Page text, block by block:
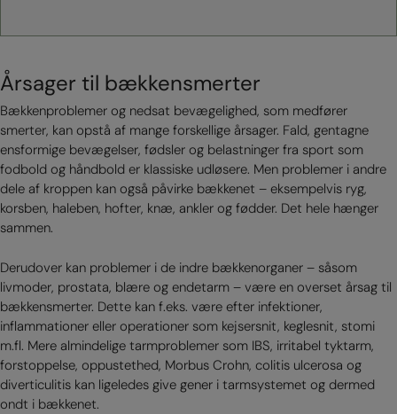
Årsager til bækkensmerter
Bækkenproblemer og nedsat bevægelighed, som medfører
smerter, kan opstå af mange forskellige årsager. Fald, gentagne
ensformige bevægelser, fødsler og belastninger fra sport som
fodbold og håndbold er klassiske udløsere. Men problemer i andre
dele af kroppen kan også påvirke bækkenet – eksempelvis ryg,
korsben, haleben, hofter, knæ, ankler og fødder. Det hele hænger
sammen.
Derudover kan problemer i de indre bækkenorganer – såsom
livmoder, prostata, blære og endetarm – være en overset årsag til
bækkensmerter. Dette kan f.eks. være efter infektioner,
inflammationer eller operationer som kejsersnit, keglesnit, stomi
m.fl. Mere almindelige tarmproblemer som IBS, irritabel tyktarm,
forstoppelse, oppustethed, Morbus Crohn, colitis ulcerosa og
diverticulitis kan ligeledes give gener i tarmsystemet og dermed
ondt i bækkenet.